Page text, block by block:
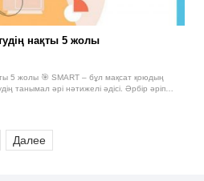
нақты 5 жолы
5 жолы 🎯 SMART – бұл мақсат қоюдың
танымал әрі нәтижелі әдісі. Әрбір әріп…
Далее